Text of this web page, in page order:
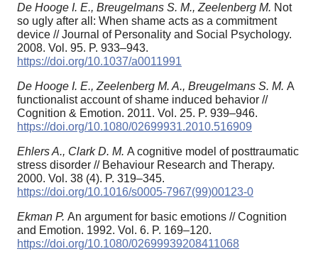
De Hooge I. E., Breugelmans S. M., Zeelenberg M. Not
so ugly after all: When shame acts as a commitment
device // Journal of Personality and Social Psychology.
2008. Vol. 95. P. 933–943.
https://doi.org/10.1037/a0011991
De Hooge I. E., Zeelenberg M. A., Breugelmans S. M. A
functionalist account of shame induced behavior //
Cognition & Emotion. 2011. Vol. 25. P. 939–946.
https://doi.org/10.1080/02699931.2010.516909
Ehlers A., Clark D. M. A cognitive model of posttraumatic
stress disorder // Behaviour Research and Therapy.
2000. Vol. 38 (4). P. 319–345.
https://doi.org/10.1016/s0005-7967(99)00123-0
Ekman P. An argument for basic emotions // Cognition
and Emotion. 1992. Vol. 6. P. 169–120.
https://doi.org/10.1080/02699939208411068